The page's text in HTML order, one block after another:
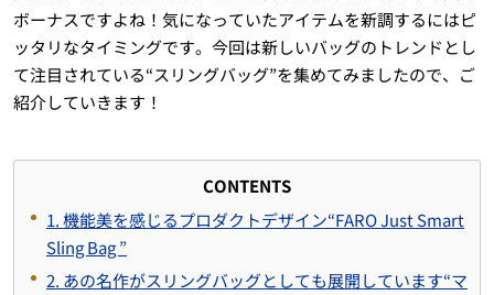
ボーナスですよね！気になっていたアイテムを新調するにはピ
ッタリなタイミングです。今回は新しいバッグのトレンドとし
て注目されている“スリングバッグ”を集めてみましたので、ご
紹介していきます！
CONTENTS
1. 機能美を感じるプロダクトデザイン“FARO Just Smart
Sling Bag ”
2. あの名作がスリングバッグとしても展開しています“マ